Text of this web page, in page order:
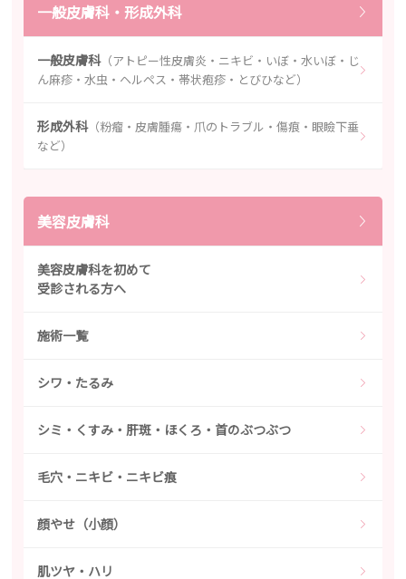
一般皮膚科・形成外科
一般皮膚科（アトピー性皮膚炎・ニキビ・いぼ・水いぼ・じ
ん麻疹・水虫・ヘルペス・帯状疱疹・とびひなど）
形成外科（粉瘤・皮膚腫瘍・爪のトラブル・傷痕・眼瞼下垂
など）
美容皮膚科
美容皮膚科を初めて
受診される方へ
施術一覧
シワ・たるみ
シミ・くすみ・肝斑・ほくろ・首のぶつぶつ
毛穴・ニキビ・ニキビ痕
顔やせ（小顔）
肌ツヤ・ハリ